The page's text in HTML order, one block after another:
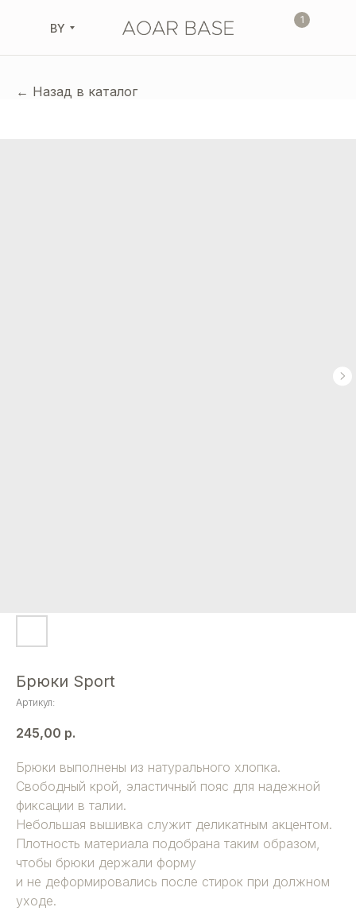
1
BY
← Назад в каталог
Брюки Sport
Артикул:
245,00 р.
Брюки выполнены из натурального хлопка.
Свободный крой, эластичный пояс для надежной
фиксации в талии.
Небольшая вышивка служит деликатным акцентом.
Плотность материала подобрана таким образом,
чтобы брюки держали форму
и не деформировались после стирок при должном
уходе.